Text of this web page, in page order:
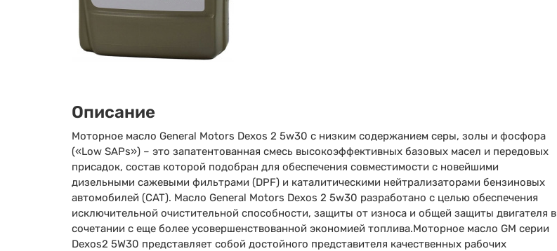
Описание
Моторное масло General Motors Dexos 2 5w30 с низким содержанием серы, золы и фосфора
(«Low SAPs») – это запатентованная смесь высокоэффективных базовых масел и передовых
присадок, состав которой подобран для обеспечения совместимости с новейшими
дизельными сажевыми фильтрами (DPF) и каталитическими нейтрализаторами бензиновых
автомобилей (CAT). Масло General Motors Dexos 2 5w30 разработано с целью обеспечения
исключительной очистительной способности, защиты от износа и общей защиты двигателя в
сочетании с еще более усовершенствованной экономией топлива.Моторное масло GM серии
Dexos2 5W30 представляет собой достойного представителя качественных рабочих